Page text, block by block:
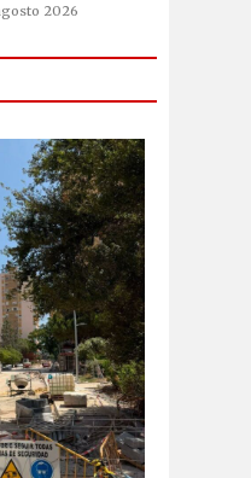
2026